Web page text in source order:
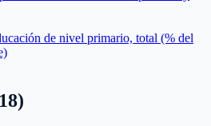
de nivel primario, total (% del
18)